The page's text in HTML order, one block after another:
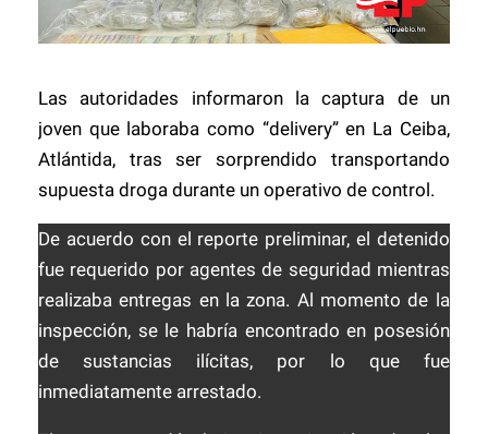
Las autoridades informaron la captura de un
joven que laboraba como “delivery” en La Ceiba,
Atlántida, tras ser sorprendido transportando
supuesta droga durante un operativo de control.
De acuerdo con el reporte preliminar, el detenido
fue requerido por agentes de seguridad mientras
realizaba entregas en la zona. Al momento de la
inspección, se le habría encontrado en posesión
de sustancias ilícitas, por lo que fue
inmediatamente arrestado.